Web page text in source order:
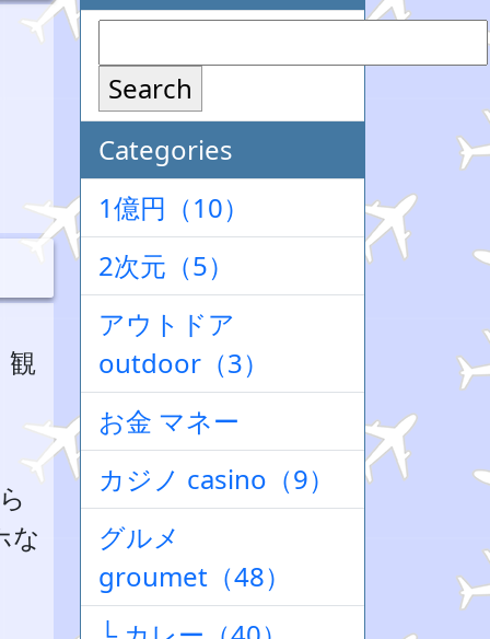
観
な
Search
Categories
1億円（10）
2次元（5）
アウトドア
outdoor（3）
お金 マネー
カジノ casino（9）
グルメ
groumet（48）